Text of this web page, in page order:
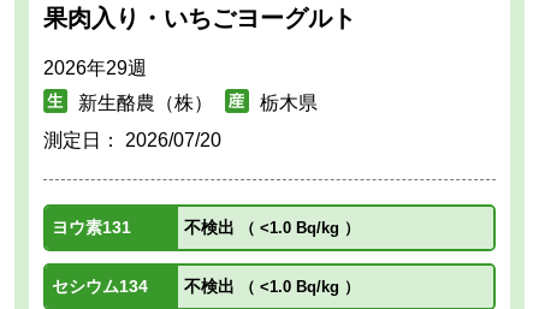
果肉入り・いちごヨーグルト
2026年29週
新生酪農（株）
栃木県
測定日： 2026/07/20
ヨウ素131 不検出 （ <1.0 Bq/kg ）
セシウム134 不検出 （ <1.0 Bq/kg ）